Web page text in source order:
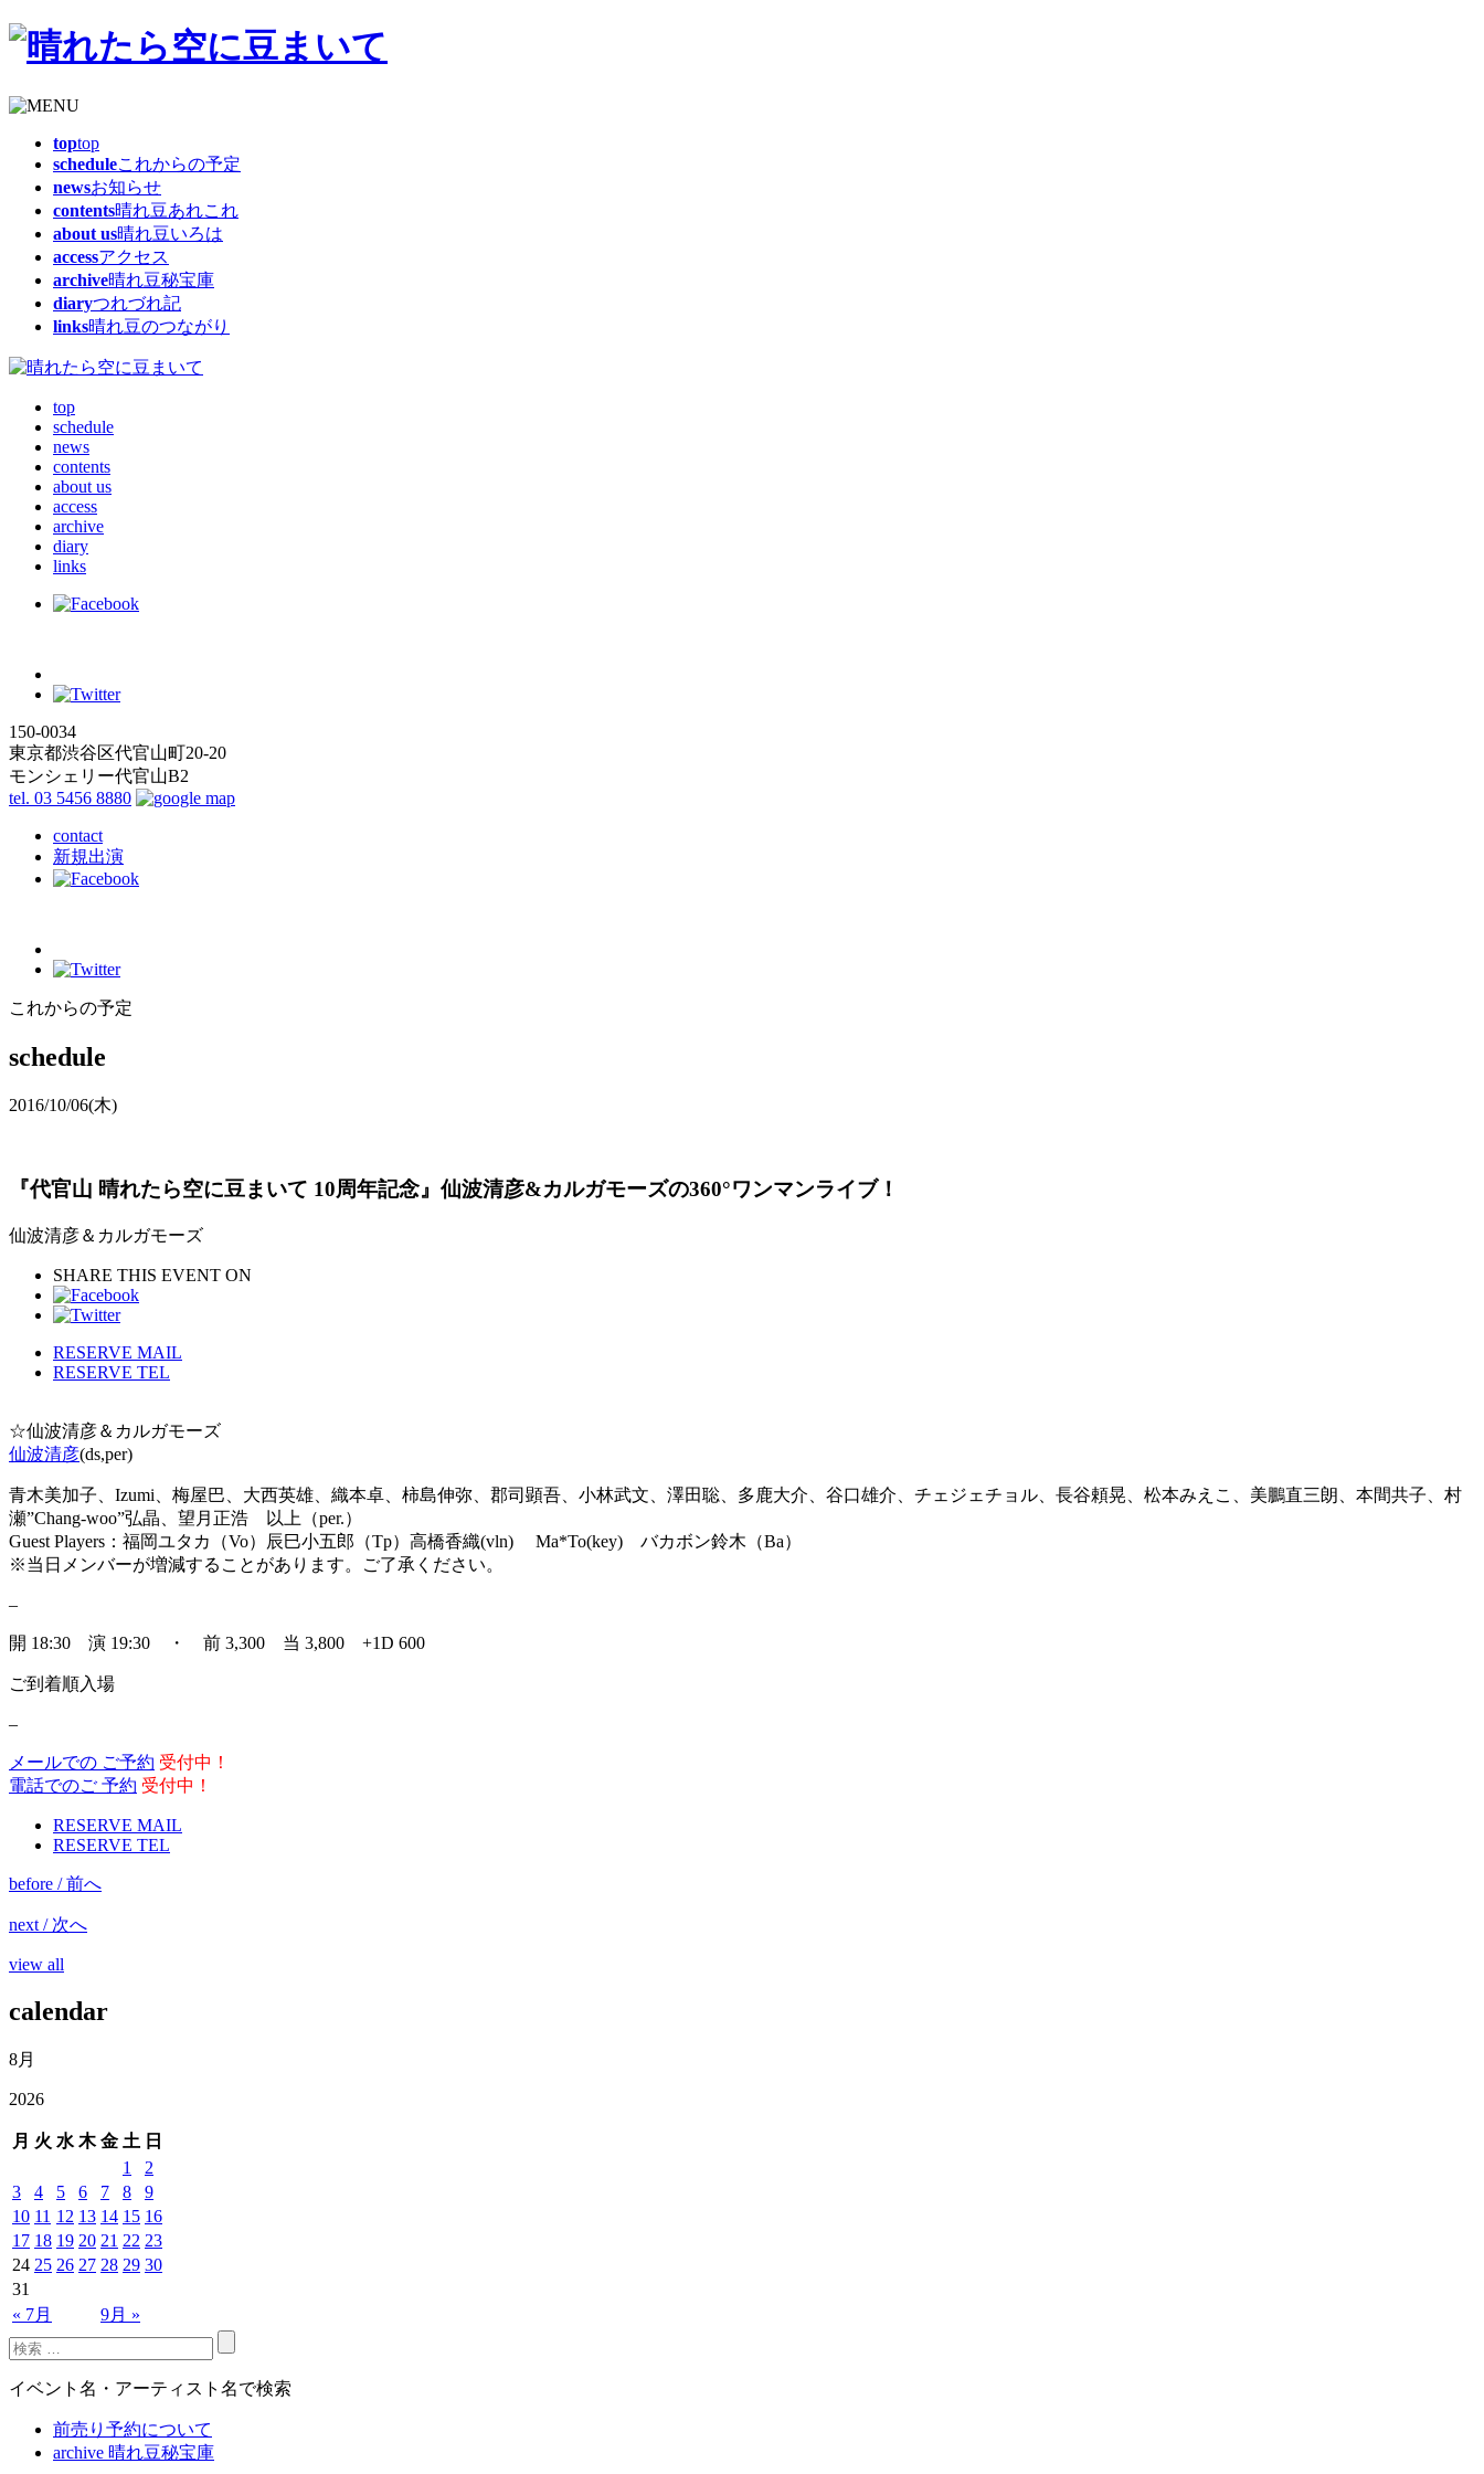
toptop
scheduleこれからの予定
newsお知らせ
contents晴れ豆あれこれ
about us晴れ豆いろは
accessアクセス
archive晴れ豆秘宝庫
diaryつれづれ記
links晴れ豆のつながり
top
schedule
news
contents
about us
access
archive
diary
links
150-0034
東京都渋谷区代官山町20-20
モンシェリー代官山B2
tel. 03 5456 8880
contact
新規出演
これからの予定
schedule
2016/10/06(木)
『代官山 晴れたら空に豆まいて 10周年記念』仙波清彦&カルガモーズの360°ワンマンライブ！
仙波清彦＆カルガモーズ
SHARE THIS EVENT ON
RESERVE MAIL
RESERVE TEL
☆仙波清彦＆カルガモーズ
仙波清彦(ds,per)
青木美加子、Izumi、梅屋巴、大西英雄、織本卓、柿島伸弥、郡司顕吾、小林武文、澤田聡、多鹿大介、谷口雄介、チェジェチョル、長谷頼晃、松本みえこ、美鵬直三朗、本間共子、村
瀬”Chang-woo”弘晶、望月正浩 以上（per.）
Guest Players：福岡ユタカ（Vo）辰巳小五郎（Tp）高橋香織(vln) Ma*To(key) バカボン鈴木（Ba）
※当日メンバーが増減することがあります。ご了承ください。
–
開 18:30 演 19:30 ・ 前 3,300 当 3,800 +1D 600
ご到着順入場
–
メールでの ご予約 受付中！
電話でのご 予約 受付中！
RESERVE MAIL
RESERVE TEL
before / 前へ
next / 次へ
view all
calendar
8月
2026
月 火 水 木 金 土 日
« 7月 9月 »
1
2
3
4 5 6 7 8
9
10 11 12 13 14 15 16
17 18 19 20 21 22 23
24 25 26 27 28 29 30
31
イベント名・アーティスト名で検索
前売り予約について
archive 晴れ豆秘宝庫